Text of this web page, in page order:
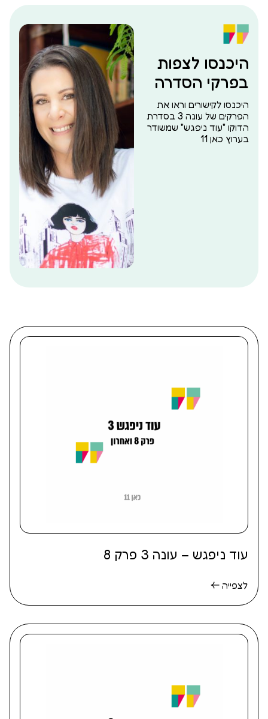
היכנסו לצפות
בפרקי הסדרה
היכנסו לקישורים וראו את
הפרקים של עונה 3 בסדרת
הדוקו "עוד ניפגש" שמשודר
בערוץ כאן 11
עוד ניפגש – עונה 3 פרק 8
לצפייה